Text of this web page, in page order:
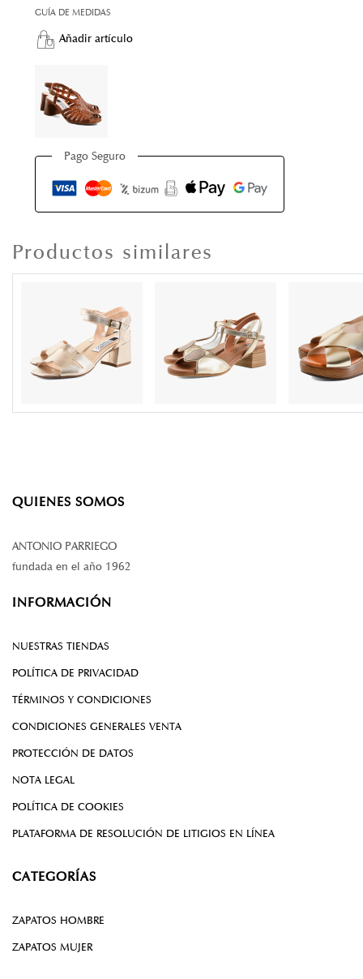
GUÍA DE MEDIDAS
Añadir artículo
Pago Seguro
Productos similares
QUIENES SOMOS
ANTONIO PARRIEGO
fundada en el año 1962
INFORMACIÓN
NUESTRAS TIENDAS
POLÍTICA DE PRIVACIDAD
TÉRMINOS Y CONDICIONES
CONDICIONES GENERALES VENTA
PROTECCIÓN DE DATOS
NOTA LEGAL
POLÍTICA DE COOKIES
PLATAFORMA DE RESOLUCIÓN DE LITIGIOS EN LÍNEA
CATEGORÍAS
ZAPATOS HOMBRE
ZAPATOS MUJER